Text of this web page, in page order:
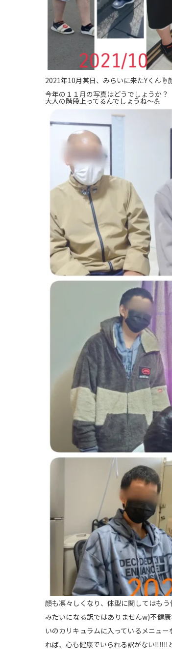
2021年10月某日、みらいに来たYくん
今年の１１月の写真はどうでしょうか？
大人の階段上ってるんでしょうね〜💪
顔も凛々しくなり、体型に関してはも
みたいになる訳ではありませんw)不健
いのカリキュラムに入っているメニュ
れば、心も健康でいられる訳がない